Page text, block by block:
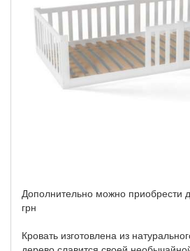
Дополнительно можно приобрести
грн
Кровать изготовлена ​​из